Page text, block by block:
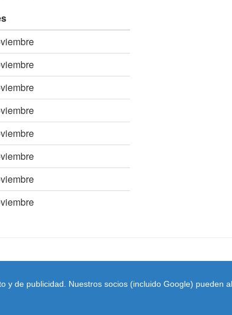
de publicidad. Nuestros socios (incluido Google) pueden